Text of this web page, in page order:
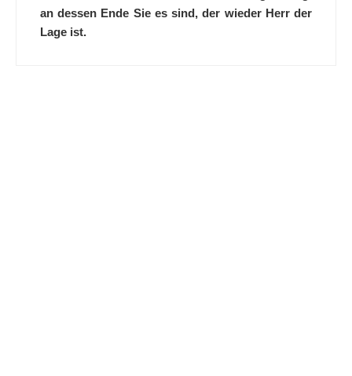
an dessen Ende Sie es sind, der wieder Herr der
Lage ist.